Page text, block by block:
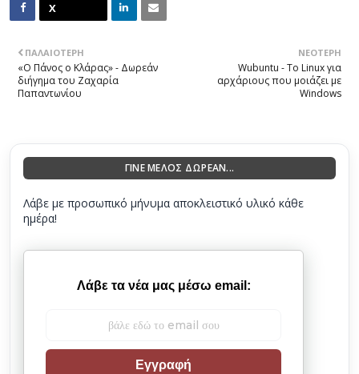
ΝΕΌΤΕΡΗ
Wubuntu - Το Linux για
αρχάριους που μοιάζει με
Windows
ΠΑΛΑΙΌΤΕΡΗ
«Ο Πάνος ο Κλάρας» - Δωρεάν
διήγημα του Ζαχαρία
Παπαντωνίου
ΓΙΝΕ ΜΕΛΟΣ ΔΩΡΕΑΝ...
Λάβε με προσωπικό μήνυμα αποκλειστικό υλικό κάθε
ημέρα!
Λάβε τα νέα μας μέσω email:
Εγγραφή